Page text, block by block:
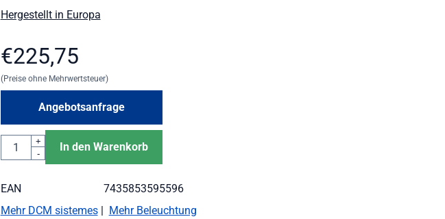
Hergestellt in Europa
€225,75
(Preise ohne Mehrwertsteuer)
Angebotsanfrage
Anzahl
+
-
In den Warenkorb
EAN
7435853595596
Mehr DCM sistemes| Mehr Beleuchtung